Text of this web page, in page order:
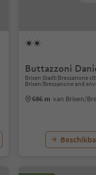
Buttazzoni
Brixen Stadt/Bressanone
Brixen/Bressanone and
686 m van Brixen/